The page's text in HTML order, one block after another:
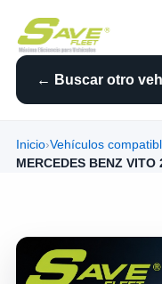
← Buscar otro
Inicio›Vehículos
MERCEDES BENZ VITO